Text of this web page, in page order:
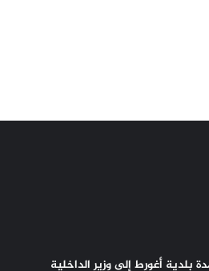
بلدية أغورط إلى وزير الداخلية